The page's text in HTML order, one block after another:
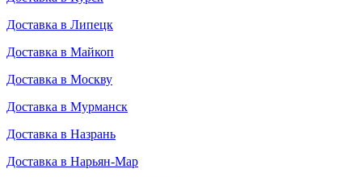
Доставка в Липецк
Доставка в Майкоп
Доставка в Москву
Доставка в Мурманск
Доставка в Назрань
Доставка в Нарьян-Мар